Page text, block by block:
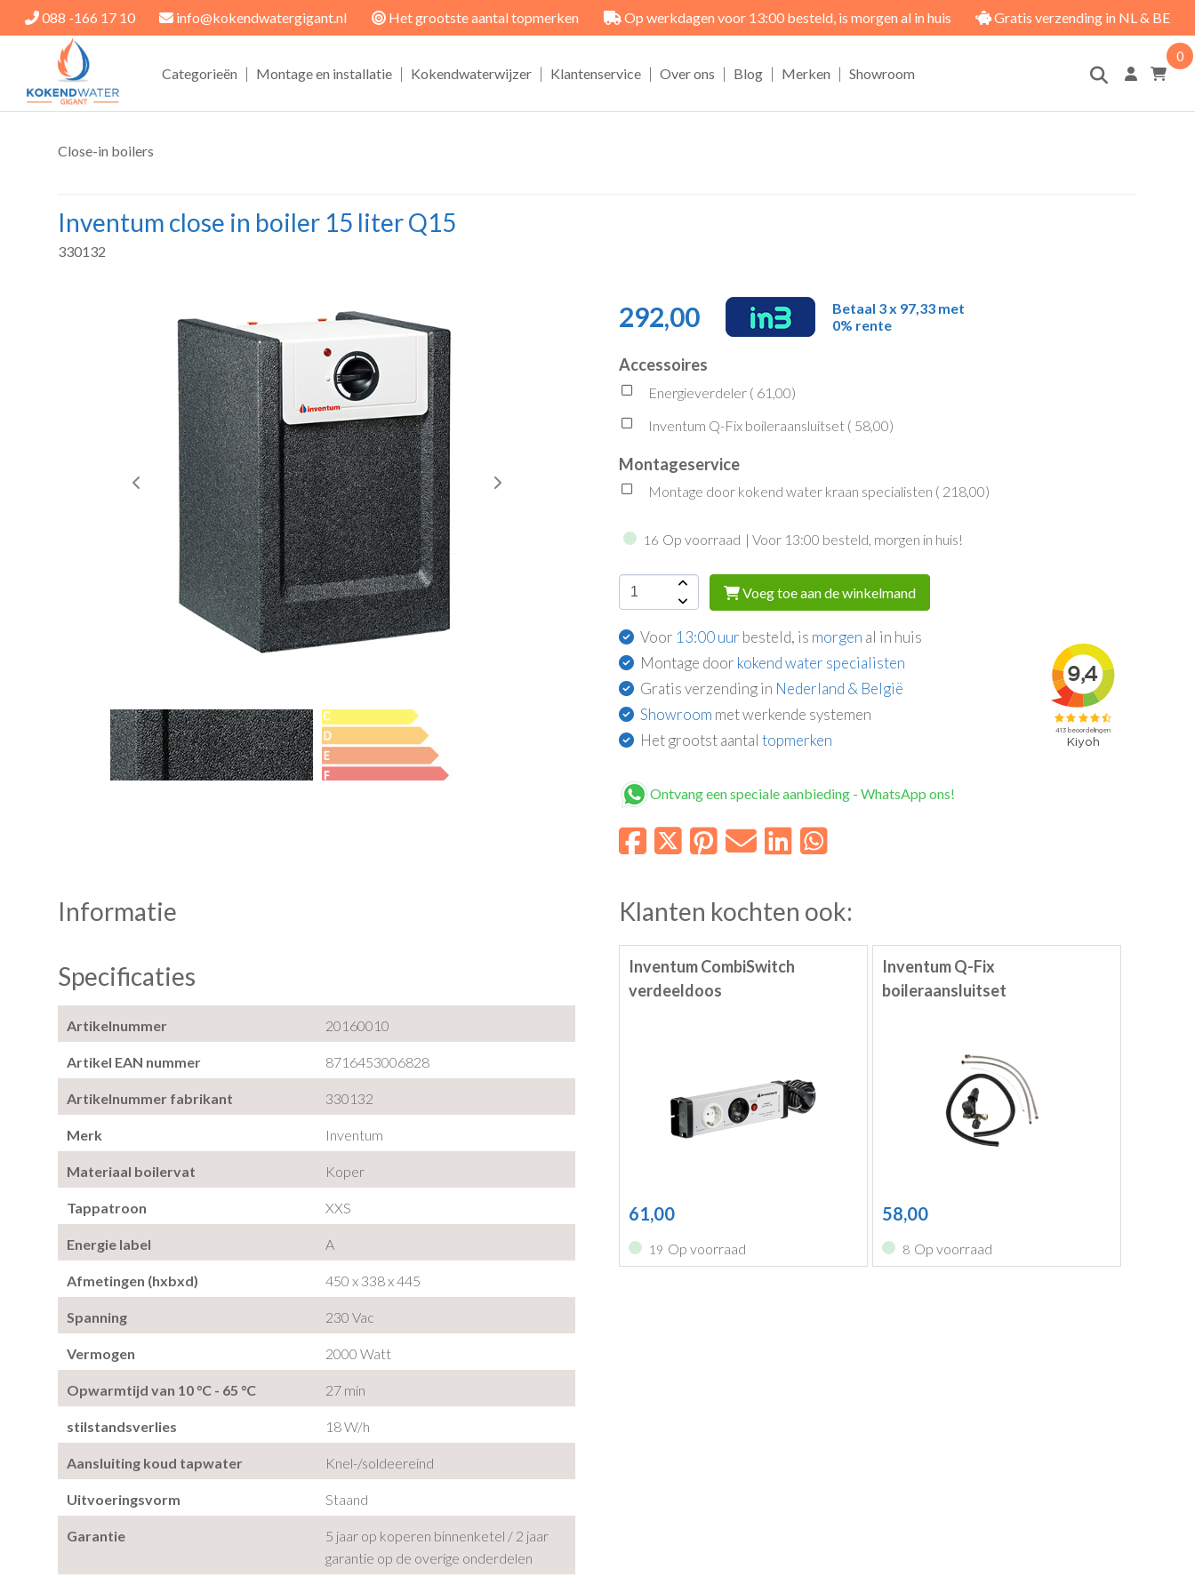
088 -166 17 10 info@kokendwatergigant.nl Het grootste aantal topmerken Op werkdagen voor 13:00 besteld, is morgen al in huis Gratis verzending in NL & BE
Categorieën | Montage en installatie | Kokendwaterwijzer | Klantenservice | Over ons | Blog | Merken | Showroom
0
Close-in boilers
Inventum close in boiler 15 liter Q15
330132
292,00
Betaal 3 x 97,33 met
0% rente
Accessoires
Energieverdeler ( 61,00)
Inventum Q-Fix boileraansluitset ( 58,00)
Montageservice
Montage door kokend water kraan specialisten ( 218,00)
16 Op voorraad | Voor 13:00 besteld, morgen in huis!
Voeg toe aan de winkelmand
Voor 13:00 uur besteld, is morgen al in huis
Montage door kokend water specialisten
Gratis verzending in Nederland & België
Showroom met werkende systemen
Het grootst aantaltopmerken
Ontvang een speciale aanbieding - WhatsApp ons!
Informatie
Specificaties
Artikelnummer 20160010
Artikel EAN nummer 8716453006828
Artikelnummer fabrikant 330132
Merk Inventum
Materiaal boilervat Koper
Tappatroon XXS
Energie label A
Afmetingen (hxbxd) 450 x 338 x 445
Spanning 230 Vac
Vermogen 2000 Watt
Opwarmtijd van 10 °C - 65 °C 27 min
stilstandsverlies 18 W/h
Aansluiting koud tapwater Knel-/soldeereind
Uitvoeringsvorm Staand
Garantie
5 jaar op koperen binnenketel / 2 jaar
garantie op de overige onderdelen
Klanten kochten ook:
Inventum CombiSwitch
verdeeldoos
61,00
19 Op voorraad
Inventum Q-Fix
boileraansluitset
58,00
8 Op voorraad